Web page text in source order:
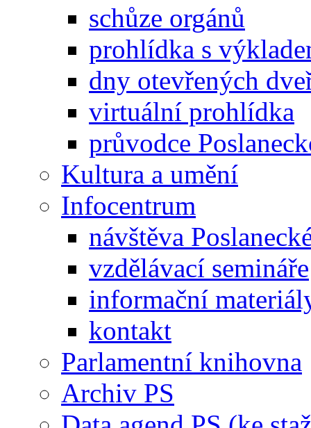
schůze orgánů
prohlídka s
dny otevřených
virtuální prohlídka
průvodce
Kultura a umění
Infocentrum
návštěva
vzdělávací semináře
informační
kontakt
Parlamentní knihovna
Archiv PS